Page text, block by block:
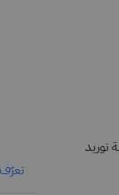
توريد